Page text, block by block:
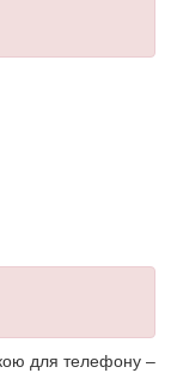
для телефону –